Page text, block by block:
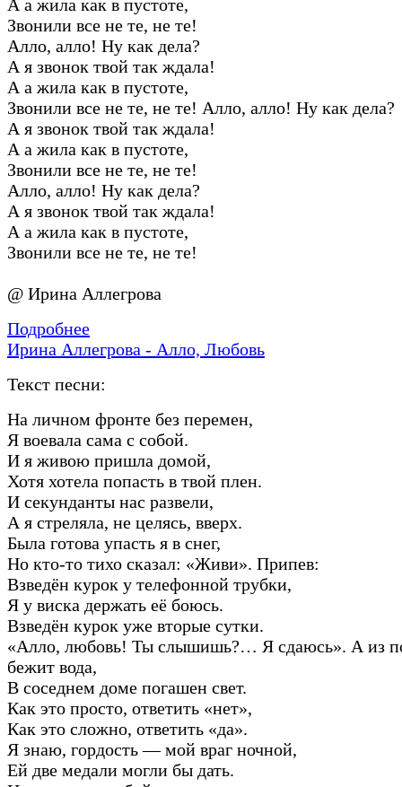
А а жила как в пустоте,
Звонили все не те, не те!
Алло, алло! Ну как дела?
А я звонок твой так ждала!
А а жила как в пустоте,
Звонили все не те, не те! Алло, алло! Ну как дела?
А я звонок твой так ждала!
А а жила как в пустоте,
Звонили все не те, не те!
Алло, алло! Ну как дела?
А я звонок твой так ждала!
А а жила как в пустоте,
Звонили все не те, не те!
@ Ирина Аллегрова
Подробнее
Ирина Аллегрова - Алло, Любовь
Текст песни:
На личном фронте без перемен,
Я воевала сама с собой.
И я живою пришла домой,
Хотя хотела попасть в твой плен.
И секунданты нас развели,
А я стреляла, не целясь, вверх.
Была готова упасть я в снег,
Но кто-то тихо сказал: «Живи». Припев:
Взведён курок у телефонной трубки,
Я у виска держать её боюсь.
Взведён курок уже вторые сутки.
«Алло, любовь! Ты слышишь?… Я сдаюсь». А из
бежит вода,
В соседнем доме погашен свет.
Как это просто, ответить «нет»,
Как это сложно, ответить «да».
Я знаю, гордость — мой враг ночной,
Ей две медали могли бы дать.